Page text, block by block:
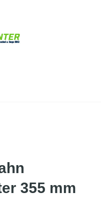
355 mm